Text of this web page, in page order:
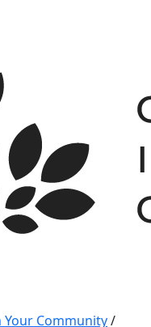
Community/